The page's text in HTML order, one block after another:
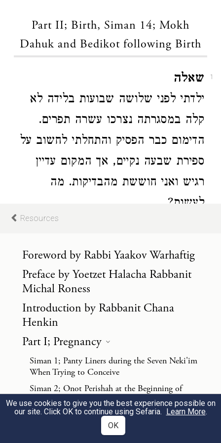
Part II; Birth, Siman 14; Mokh
Dahuk and Bedikot following Birth
1
שאלה
ילדתי לפני שלושה שבועות בלידה לא
קלה במסגרתה נצרכו עשרה תפרים.
הדימום כבר הפסיק והתחלתי לחשוב על
ספירת שבעה נקיים, אך המקום עדיין
רגיש ואני חוששת מהבדיקות. מה
לעשות?
הדימום בעקבות הלידה נמשך בממוצע
כ-4 שבועות, ועד לשמונה שבועות
הדימום אינו נחשב חריג. לקראת הסוף,
הדימומים הופכים קלים ואף מצוי
שנפסקים ומתחדשים שוב לפני שפוסקים
כליל, ובשל כך עלולים להקשות על
הטהרה. לכן ליולדת נדרשת סבלנות עד
לטבילתה.
עברת לידה לא קלה, והאיזור כנראה
Resources
Foreword by Rabbi Yaakov Warhaftig
Preface by Yoetzet Halacha Rabbanit
Michal Roness
Introduction by Rabbanit Chana
Henkin
Part I; Pregnancy
Siman 1; Panty Liners during the Seven Neki'im
When Trying to Conceive
Siman 2; Onot Perishah at the Beginning of
Pregnancy
Siman 3; Blood in Urine during Pregnancy
Siman 4; Spotting and Bleeding during
We use cookies to give you the best experience possible on
our site. Click OK to continue using Sefaria. Learn More.
OK